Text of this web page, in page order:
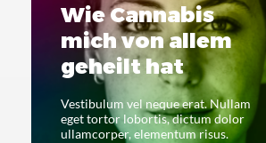
Wie Cannabis
mich von allem
geheilt hat
Vestibulum vel neque erat. Nullam
eget tortor lobortis, dictum dolor
ullamcorper, elementum risus.